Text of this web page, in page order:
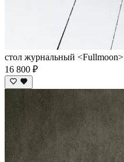
стол журнальный <Fullmoon>
16 800 ₽